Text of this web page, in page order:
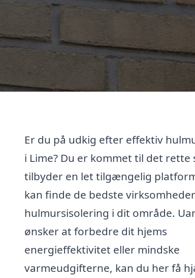
Er du på udkig efter effektiv
i Lime? Du er kommet til det rette
tilbyder en let tilgængelig
kan finde de bedste
hulmursisolering i dit område.
ønsker at forbedre dit hjems
energieffektivitet eller mindske
varmeudgifterne, kan du her få